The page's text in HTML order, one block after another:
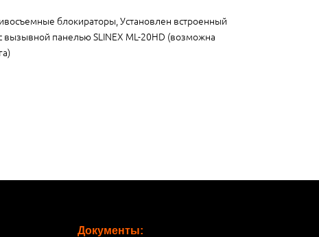
блокираторы, Установлен встроенный
панелью SLINEX ML-20HD (возможна
Документы: